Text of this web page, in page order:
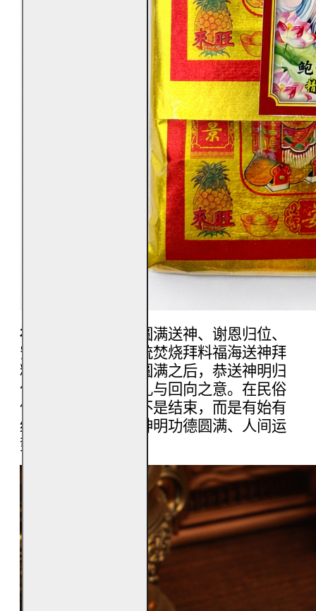
福海送神拜料
用于圆满送神、谢恩归位、
安定后续运势的传统焚烧拜料福海送神拜
料，主要用于神事圆满之后，恭送神明归
位，表达感谢、结礼与回向之意。在民俗
信仰中，「送神」不是结束，而是有始有
终、善后得宜，让神明功德圆满、人间运
势顺续不乱。